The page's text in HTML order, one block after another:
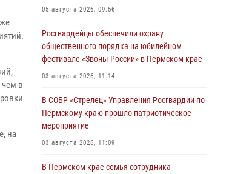
в
на
05 августа 2026, 09:56
Росгвардейцы обеспечили охрану
общественного порядка на юбилейном
фестивале «Звоны России» в Пермском крае
03 августа 2026, 11:14
В СОБР «Стрелец» Управления Росгвардии по
Пермскому краю прошло патриотическое
мероприятие
03 августа 2026, 11:09
В Пермском крае семья сотрудника